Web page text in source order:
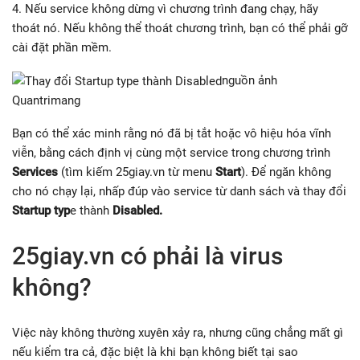
4. Nếu service không dừng vì chương trình đang chạy, hãy
thoát nó. Nếu không thể thoát chương trình, bạn có thể phải gỡ
cài đặt phần mềm.
nguồn ảnh
Quantrimang
Bạn có thể xác minh rằng nó đã bị tắt hoặc vô hiệu hóa vĩnh
viễn, bằng cách định vị cùng một service trong chương trình
Services (tìm kiếm 25giay.vn từ menu Start). Để ngăn không
cho nó chạy lại, nhấp đúp vào service từ danh sách và thay đổi
Startup type thành Disabled.
25giay.vn có phải là virus
không?
Việc này không thường xuyên xảy ra, nhưng cũng chẳng mất gì
nếu kiểm tra cả, đặc biệt là khi bạn không biết tại sao